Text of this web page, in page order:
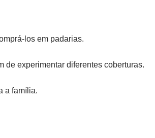
los em padarias.
de experimentar diferentes coberturas.
a família.